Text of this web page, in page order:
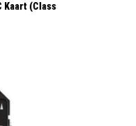
Kaart (Class